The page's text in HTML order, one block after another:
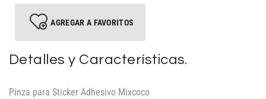
AGREGAR A FAVORITOS
Detalles y Características.
Pinza para Sticker Adhesivo Mixcoco